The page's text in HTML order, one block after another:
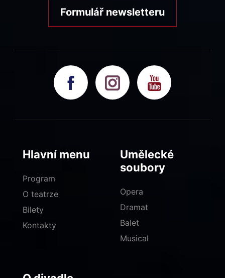
Formulář newsletteru
Hlavní menu
Program
O teatrze
Bilety
Kontakty
Umělecké
soubory
Opera
Dramat
Balet
Musical